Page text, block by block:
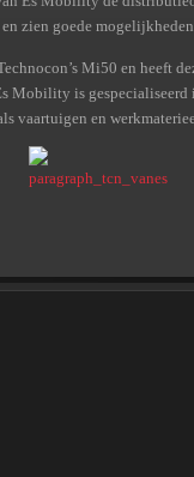
zien goede
Mi50 en heeft
Mobility is
vaartuigen en